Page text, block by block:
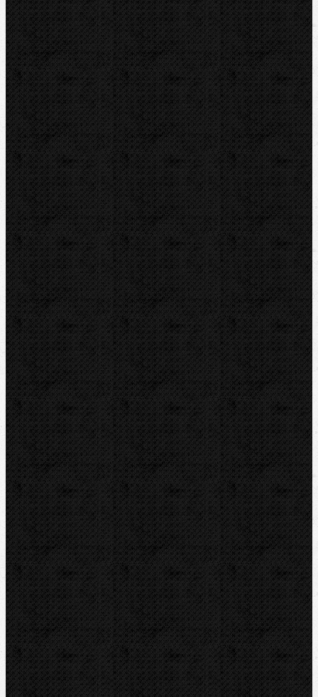
ROTHENBERGER
REMS
VIRAX
LEISTER
CBC
KEMPER
Guilbert EXPRESS
ZENTEN
DYTRON
KNIPEX
LOXEAL
REED
HEUER
IRWIN